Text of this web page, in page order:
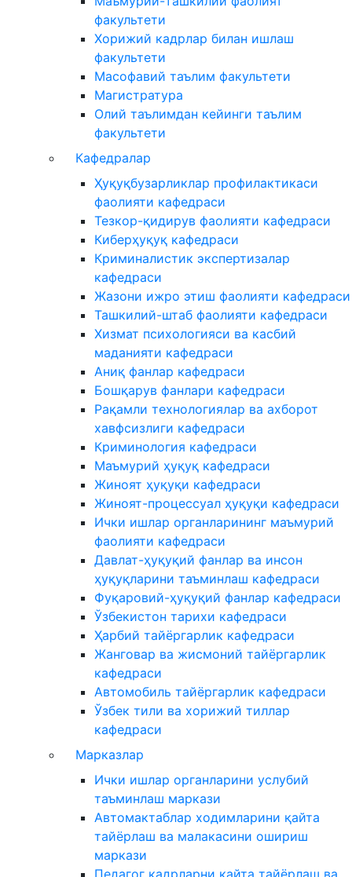
факультети
Хорижий кадрлар билан ишлаш
факультети
Масофавий таълим факультети
Магистратура
Олий таълимдан кейинги таълим
факультети
Кафедралар
Ҳуқуқбузарликлар профилактикаси
фаолияти кафедраси
Тезкор-қидирув фаолияти кафедраси
Киберҳуқуқ кафедраси
Криминалистик экспертизалар
кафедраси
Жазони ижро этиш фаолияти кафедраси
Ташкилий-штаб фаолияти кафедраси
Хизмат психологияси ва касбий
маданияти кафедраси
Аниқ фанлар кафедраси
Бошқарув фанлари кафедраси
Рақамли технологиялар ва ахборот
хавфсизлиги кафедраси
Криминология кафедраси
Маъмурий ҳуқуқ кафедраси
Жиноят ҳуқуқи кафедраси
Жиноят-процессуал ҳуқуқи кафедраси
Ички ишлар органларининг маъмурий
фаолияти кафедраси
Давлат-ҳуқуқий фанлар ва инсон
ҳуқуқларини таъминлаш кафедраси
Фуқаровий-ҳуқуқий фанлар кафедраси
Ўзбекистон тарихи кафедраси
Ҳарбий тайёргарлик кафедраси
Жанговар ва жисмоний тайёргарлик
кафедраси
Автомобиль тайёргарлик кафедраси
Ўзбек тили ва хорижий тиллар
кафедраси
Марказлар
Ички ишлар органларини услубий
таъминлаш маркази
Автомактаблар ходимларини қайта
тайёрлаш ва малакасини ошириш
маркази
Педагог кадрларни қайта тайёрлаш ва